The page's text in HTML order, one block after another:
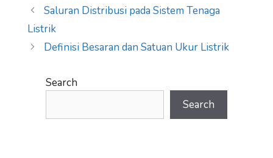
Saluran Distribusi pada Sistem Tenaga
Listrik
Definisi Besaran dan Satuan Ukur Listrik
Search
Search